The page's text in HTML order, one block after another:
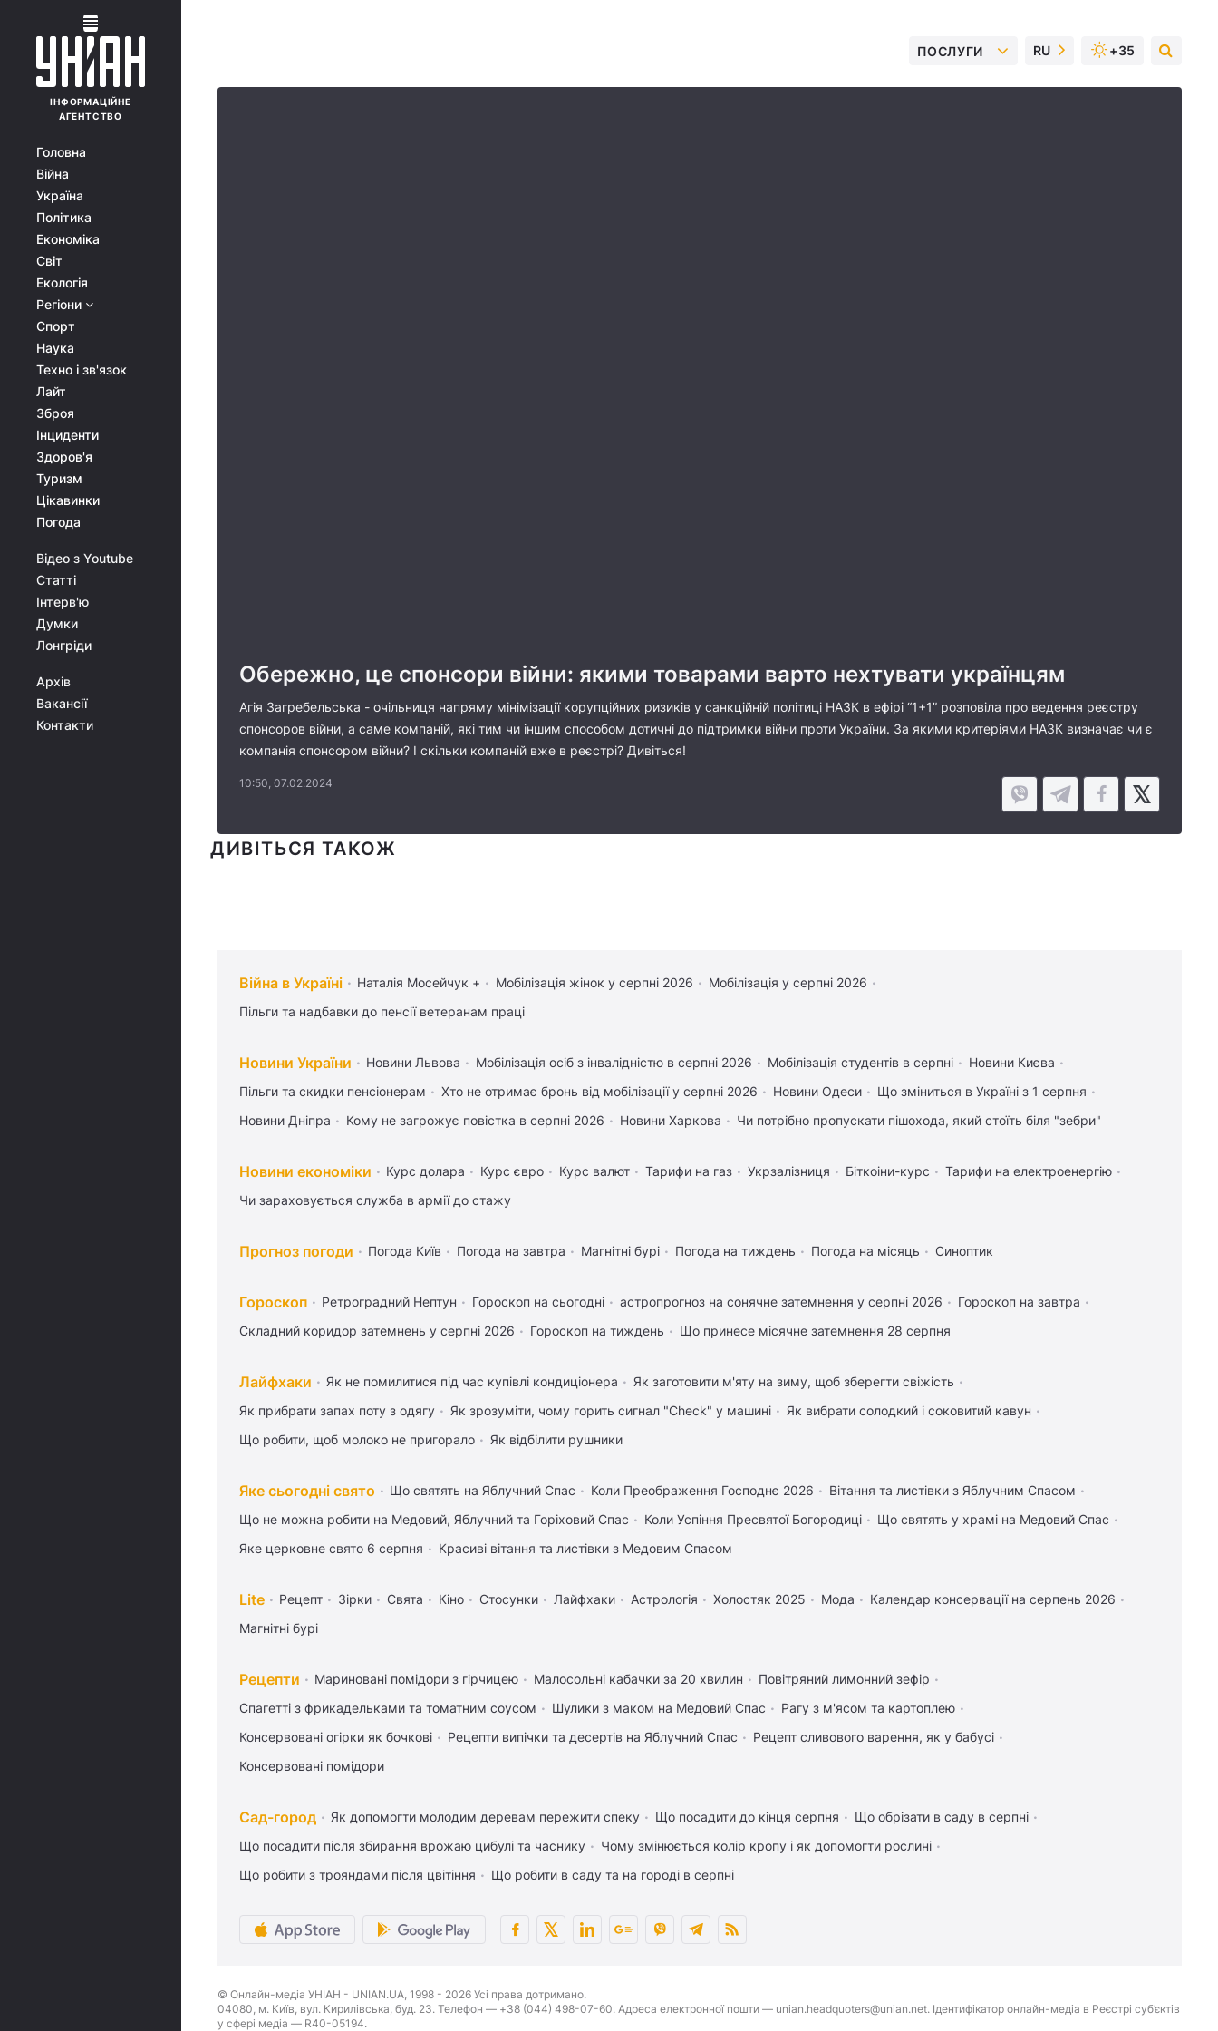
ІНФОРМАЦІЙНЕ
АГЕНТСТВО
Головна
Війна
Україна
Політика
Економіка
Світ
Екологія
Регіони
Спорт
Наука
Техно і зв'язок
Лайт
Зброя
Інциденти
Здоров'я
Туризм
Цікавинки
Погода
Відео з Youtube
Статті
Інтерв'ю
Думки
Лонгріди
Архів
Вакансії
Контакти
ПОСЛУГИ RU +35
Обережно, це спонсори війни: якими товарами варто нехтувати українцям
Агія Загребельська - очільниця напряму мінімізації корупційних ризиків у санкційній політиці НАЗК в ефірі “1+1” розповіла про ведення реєстру
спонсоров війни, а саме компаній, які тим чи іншим способом дотичні до підтримки війни проти України. За якими критеріями НАЗК визначає чи є
компанія спонсором війни? І скільки компаній вже в реєстрі? Дивіться!
10:50, 07.02.2024
ДИВІТЬСЯ ТАКОЖ
Війна в Україні Наталія Мосейчук + Мобілізація жінок у серпні 2026
Мобілізація у серпні 2026
Пільги та надбавки до пенсії ветеранам праці
Новини України Новини Львова Мобілізація осіб з інвалідністю в серпні 2026 Мобілізація студентів в серпні
Новини Києва
Пільги та скидки пенсіонерам
Хто не отримає бронь від мобілізації у серпні 2026 Новини Одеси
Що зміниться в Україні з 1 серпня
Новини Дніпра
Кому не загрожує повістка в серпні 2026 Новини Харкова Чи потрібно пропускати пішохода, який стоїть біля "зебри"
Новини економіки Курс долара Курс євро Курс валют Тарифи на газ Укрзалізниця Біткоіни-курс
Тарифи на електроенергію
Чи зараховується служба в армії до стажу
Прогноз погоди Погода Київ Погода на завтра Магнітні бурі Погода на тиждень Погода на місяць Синоптик
Гороскоп Ретроградний Нептун Гороскоп на сьогодні астропрогноз на сонячне затемнення у серпні 2026
Гороскоп на завтра
Складний коридор затемнень у серпні 2026
Гороскоп на тиждень Що принесе місячне затемнення 28 серпня
Лайфхаки Як не помилитися під час купівлі кондиціонера
Як заготовити м'яту на зиму, щоб зберегти свіжість
Як прибрати запах поту з одягу
Як зрозуміти, чому горить сигнал "Check" у машині
Як вибрати солодкий і соковитий кавун
Що робити, щоб молоко не пригорало
Як відбілити рушники
Яке сьогодні свято Що святять на Яблучний Спас Коли Преображення Господнє 2026
Вітання та листівки з Яблучним Спасом
Що не можна робити на Медовий, Яблучний та Горіховий Спас
Коли Успіння Пресвятої Богородиці
Що святять у храмі на Медовий Спас
Яке церковне свято 6 серпня
Красиві вітання та листівки з Медовим Спасом
Lite Рецепт Зірки Свята Кіно Стосунки Лайфхаки Астрологія Холостяк 2025 Мода
Календар консервації на серпень 2026
Магнітні бурі
Рецепти Мариновані помідори з гірчицею Малосольні кабачки за 20 хвилин
Повітряний лимонний зефір
Спагетті з фрикадельками та томатним соусом
Шулики з маком на Медовий Спас
Рагу з м'ясом та картоплею
Консервовані огірки як бочкові
Рецепти випічки та десертів на Яблучний Спас
Рецепт сливового варення, як у бабусі
Консервовані помідори
Сад-город Як допомогти молодим деревам пережити спеку Що посадити до кінця серпня
Що обрізати в саду в серпні
Що посадити після збирання врожаю цибулі та часнику
Чому змінюється колір кропу і як допомогти рослині
Що робити з трояндами після цвітіння
Що робити в саду та на городі в серпні
© Онлайн-медіа УНІАН - UNIAN.UA, 1998 - 2026 Усі права дотримано.
04080, м. Київ, вул. Кирилівська, буд. 23. Телефон — +38 (044) 498-07-60. Адреса електронної пошти — unian.headquoters@unian.net. Ідентифікатор онлайн-медіа в Реєстрі суб’єктів
у сфері медіа — R40-05194.